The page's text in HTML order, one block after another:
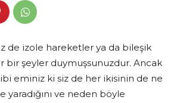
de izole hareketler ya da bileşik
bir şeyler duymuşsunuzdur. Ancak
eminiz ki siz de her ikisinin de ne
yaradığını ve neden böyle